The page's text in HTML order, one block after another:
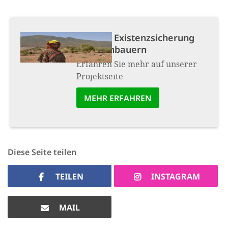
Projekt: Existenzsicherung
für Kleinbauern
Erfahren Sie mehr auf unserer
Projektseite
MEHR ERFAHREN
Diese Seite teilen
TEILEN INSTAGRAM
MAIL